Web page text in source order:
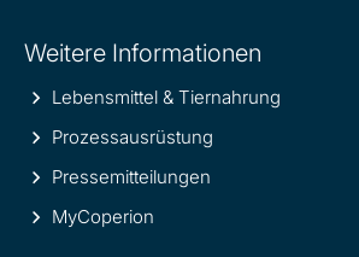
information
Weitere Informationen
Lebensmittel & Tiernahrung
Prozessausrüstung
Pressemitteilungen
MyCoperion